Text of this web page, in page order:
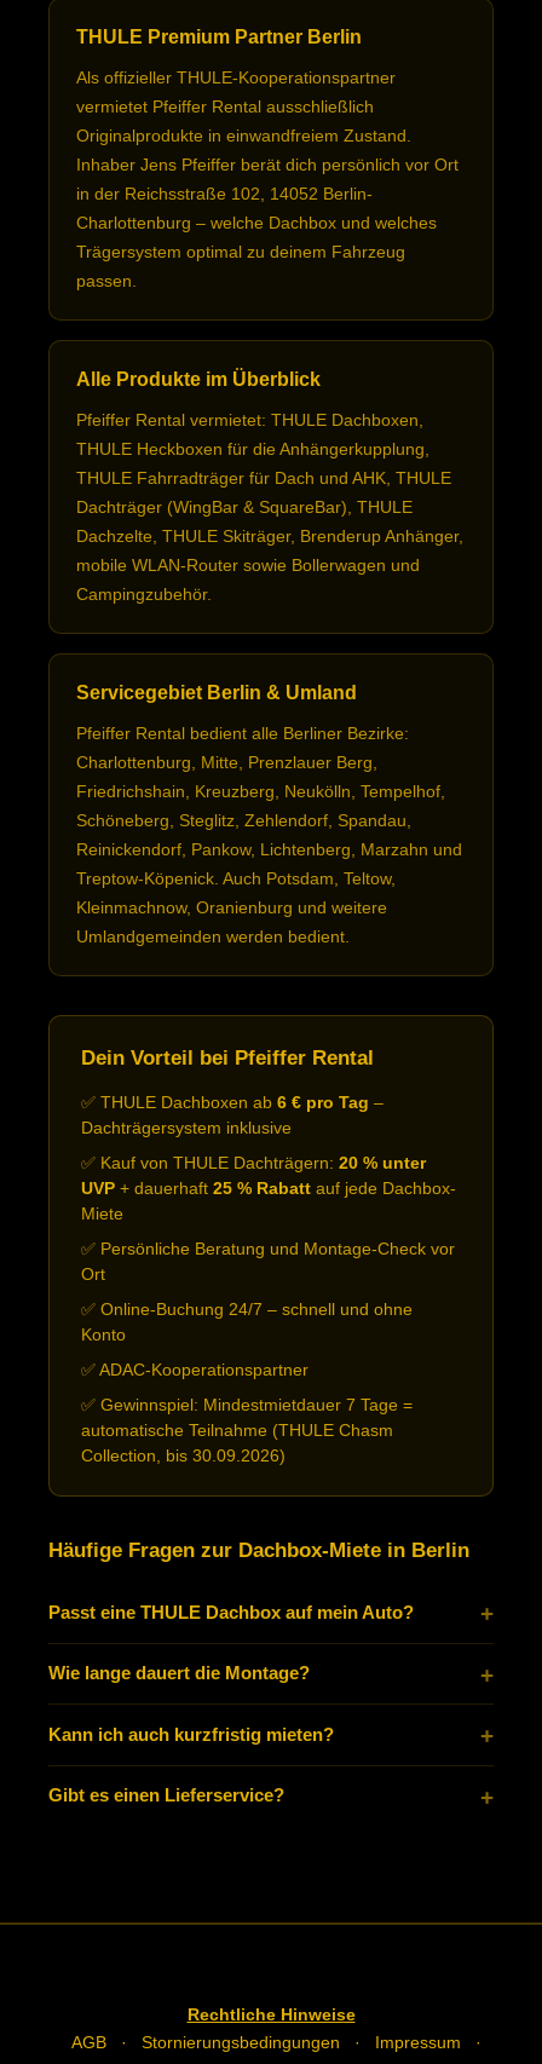
THULE Premium Partner Berlin
Als offizieller THULE-Kooperationspartner
vermietet Pfeiffer Rental ausschließlich
Originalprodukte in einwandfreiem Zustand.
Inhaber Jens Pfeiffer berät dich persönlich vor Ort
in der Reichsstraße 102, 14052 Berlin-
Charlottenburg – welche Dachbox und welches
Trägersystem optimal zu deinem Fahrzeug
passen.
Alle Produkte im Überblick
Pfeiffer Rental vermietet: THULE Dachboxen,
THULE Heckboxen für die Anhängerkupplung,
THULE Fahrradträger für Dach und AHK, THULE
Dachträger (WingBar & SquareBar), THULE
Dachzelte, THULE Skiträger, Brenderup Anhänger,
mobile WLAN-Router sowie Bollerwagen und
Campingzubehör.
Servicegebiet Berlin & Umland
Pfeiffer Rental bedient alle Berliner Bezirke:
Charlottenburg, Mitte, Prenzlauer Berg,
Friedrichshain, Kreuzberg, Neukölln, Tempelhof,
Schöneberg, Steglitz, Zehlendorf, Spandau,
Reinickendorf, Pankow, Lichtenberg, Marzahn und
Treptow-Köpenick. Auch Potsdam, Teltow,
Kleinmachnow, Oranienburg und weitere
Umlandgemeinden werden bedient.
Dein Vorteil bei Pfeiffer Rental
✅ THULE Dachboxen ab 6 € pro Tag –
Dachträgersystem inklusive
✅ Kauf von THULE Dachträgern: 20 % unter
UVP+ dauerhaft 25 % Rabattauf jede Dachbox-
Miete
✅ Persönliche Beratung und Montage-Check vor
Ort
✅ Online-Buchung 24/7 – schnell und ohne
Konto
✅ ADAC-Kooperationspartner
✅ Gewinnspiel: Mindestmietdauer 7 Tage =
automatische Teilnahme (THULE Chasm
Collection, bis 30.09.2026)
Häufige Fragen zur Dachbox-Miete in Berlin
Passt eine THULE Dachbox auf mein Auto?
Wie lange dauert die Montage?
Kann ich auch kurzfristig mieten?
Gibt es einen Lieferservice?
Rechtliche Hinweise
AGB
· Stornierungsbedingungen · Impressum
·